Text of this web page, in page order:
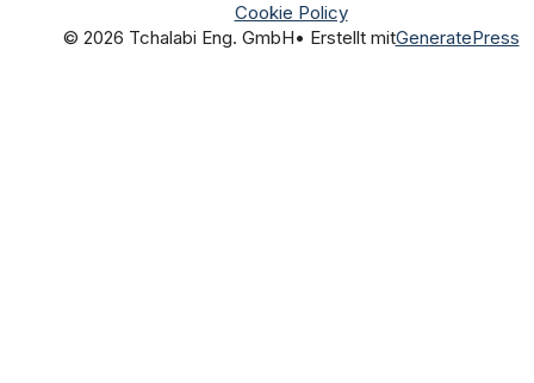
Cookie Policy
© 2026 Tchalabi Eng. GmbH• Erstellt mitGeneratePress